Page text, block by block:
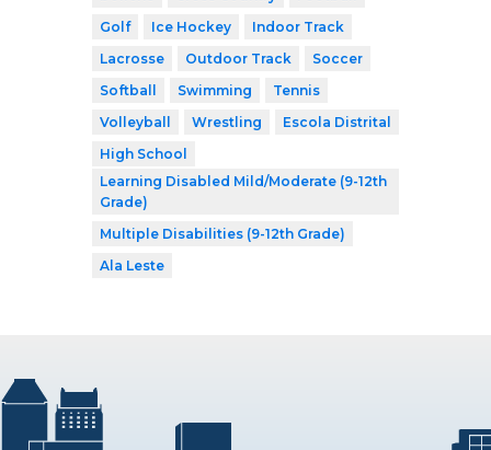
Golf
Ice Hockey
Indoor Track
Lacrosse
Outdoor Track
Soccer
Softball
Swimming
Tennis
Volleyball
Wrestling
Escola Distrital
High School
Learning Disabled Mild/Moderate (9-12th
Grade)
Multiple Disabilities (9-12th Grade)
Ala Leste